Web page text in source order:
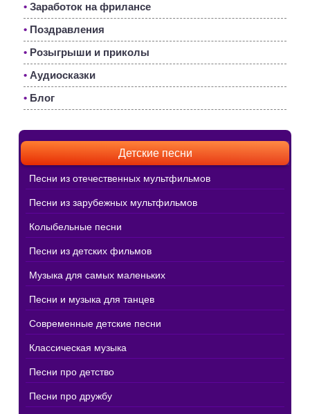
• Заработок на фрилансе
• Поздравления
• Розыгрыши и приколы
• Аудиосказки
• Блог
Детские песни
Песни из отечественных мультфильмов
Песни из зарубежных мультфильмов
Колыбельные песни
Песни из детских фильмов
Музыка для самых маленьких
Песни и музыка для танцев
Современные детские песни
Классическая музыка
Песни про детство
Песни про дружбу